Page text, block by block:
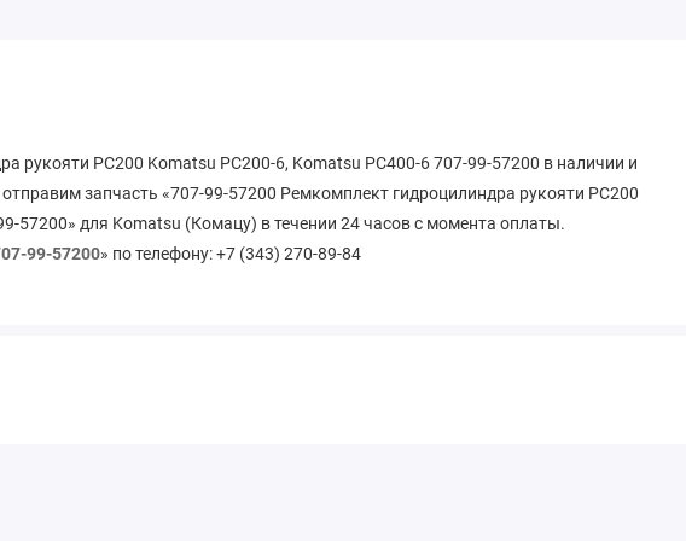
рукояти РС200 Komatsu PC200-6, Komatsu PC400-6 707-99-57200 в наличии и
запчасть «707-99-57200 Ремкомплект гидроцилиндра рукояти РС200
57200» для Komatsu (Комацу) в течении 24 часов с момента оплаты.
99-57200» по телефону: +7 (343) 270-89-84